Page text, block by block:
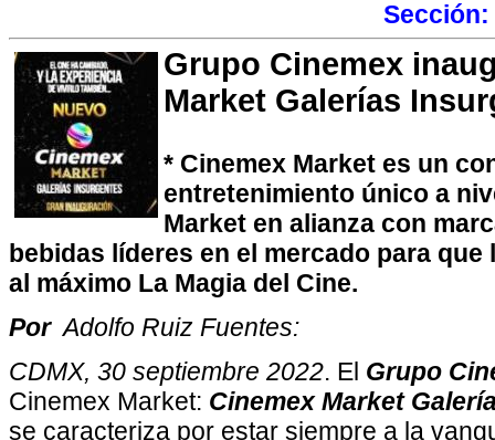
Sección:
Grupo Cinemex
Market Galerías
* Cinemex Market es un
entretenimiento único a
Market en alianza con
bebidas líderes en el mercado para
al máximo La Magia del Cine.
Por Adolfo Ruiz Fuentes:
CDMX, 30 septiembre 2022. El Grupo
Cinemex Market: Cinemex Market
se caracteriza por estar siempre a la